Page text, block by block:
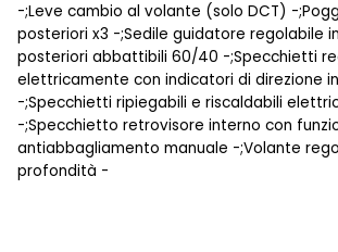
-;Leve cambio al volante (solo DCT) -
posteriori x3 -;Sedile guidatore regolabile
posteriori abbattibili 60/40 -;Specchietti
elettricamente con indicatori di direzione
-;Specchietti ripiegabili e riscaldabili
-;Specchietto retrovisore interno con
antiabbagliamento manuale -;Volante
profondità -